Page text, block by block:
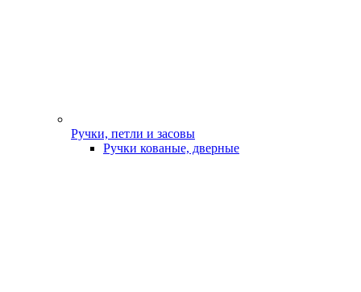
Ручки, петли и засовы
Ручки кованые, дверные